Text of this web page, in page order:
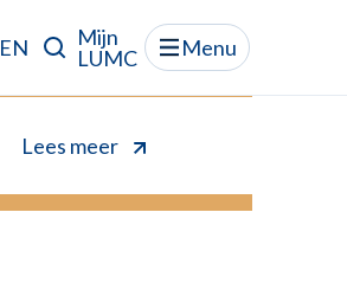
EN
Mijn
LUMC
Menu
Lees meer